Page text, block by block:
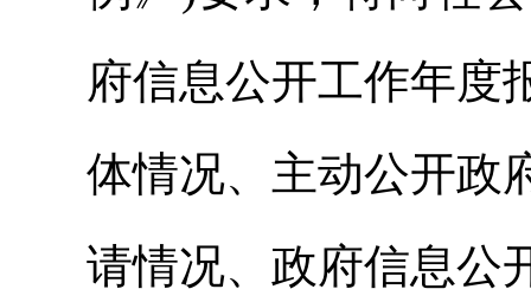
府信息公开工作年度
体情况、主动公开政
请情况、政府信息公